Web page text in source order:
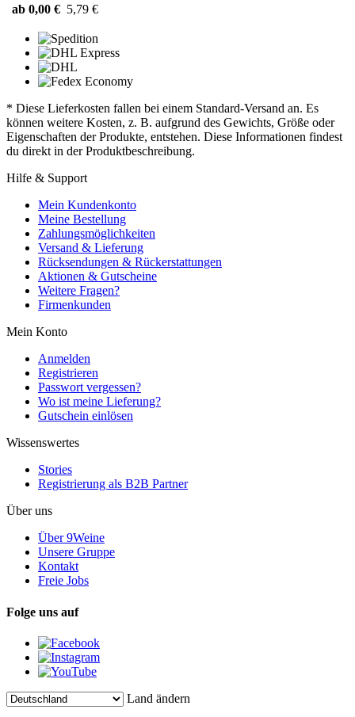
ab 0,00 € 5,79 €
* Diese Lieferkosten fallen bei einem Standard-Versand an. Es
können weitere Kosten, z. B. aufgrund des Gewichts, Größe oder
Eigenschaften der Produkte, entstehen. Diese Informationen findest
du direkt in der Produktbeschreibung.
Hilfe & Support
Mein Kundenkonto
Meine Bestellung
Zahlungsmöglichkeiten
Versand & Lieferung
Rücksendungen & Rückerstattungen
Aktionen & Gutscheine
Weitere Fragen?
Firmenkunden
Mein Konto
Anmelden
Registrieren
Passwort vergessen?
Wo ist meine Lieferung?
Gutschein einlösen
Wissenswertes
Stories
Registrierung als B2B Partner
Über uns
Über 9Weine
Unsere Gruppe
Kontakt
Freie Jobs
Folge uns auf
Land ändern